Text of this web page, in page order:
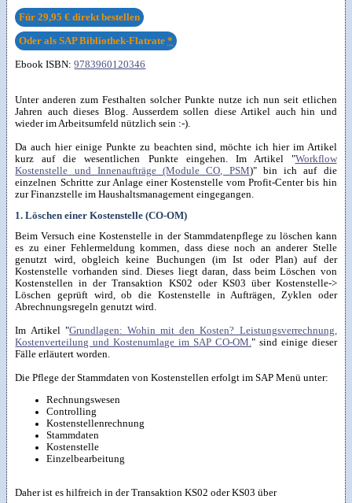
Für29,95 € direkt bestellen
Oder als SAP Bibliothek-Flatrate*
Ebook ISBN:9783960120346
Unter anderen zum Festhalten solcher Punkte nutze ich nun seit etlichen
Jahren auch dieses Blog. Ausserdem sollen diese Artikel auch hin und
wieder im Arbeitsumfeld nützlich sein :-).
Da auch hier einige Punkte zu beachten sind, möchte ich hier im Artikel
kurz auf die wesentlichen Punkte eingehen. Im Artikel "Workflow
Kostenstelle und Innenaufträge (Module CO, PSM)" bin ich auf die
einzelnen Schritte zur Anlage einer Kostenstelle vom Profit-Center bis hin
zur Finanzstelle im Haushaltsmanagement eingegangen.
1. Löschen einer Kostenstelle (CO-OM)
Beim Versuch eine Kostenstelle in der Stammdatenpflege zu löschen kann
es zu einer Fehlermeldung kommen, dass diese noch an anderer Stelle
genutzt wird, obgleich keine Buchungen (im Ist oder Plan) auf der
Kostenstelle vorhanden sind. Dieses liegt daran, dass beim Löschen von
Kostenstellen in der Transaktion KS02 oder KS03 über Kostenstelle->
Löschen geprüft wird, ob die Kostenstelle in Aufträgen, Zyklen oder
Abrechnungsregeln genutzt wird.
Im Artikel "Grundlagen: Wohin mit den Kosten? Leistungsverrechnung,
Kostenverteilung und Kostenumlage im SAP CO-OM." sind einige dieser
Fälle erläutert worden.
Die Pflege der Stammdaten von Kostenstellen erfolgt im SAP Menü unter:
Rechnungswesen
Controlling
Kostenstellenrechnung
Stammdaten
Kostenstelle
Einzelbearbeitung
Daher ist es hilfreich in der Transaktion KS02 oder KS03 über